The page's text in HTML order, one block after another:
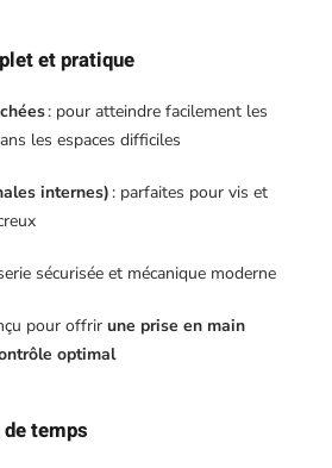
et pratique
: pour atteindre facilement les
les espaces difficiles
internes): parfaites pour vis et
sécurisée et mécanique moderne
pour offrir une prise en main
optimal
temps